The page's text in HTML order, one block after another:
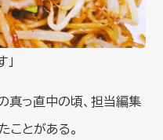
っ直中の頃、担当編集
ことがある。